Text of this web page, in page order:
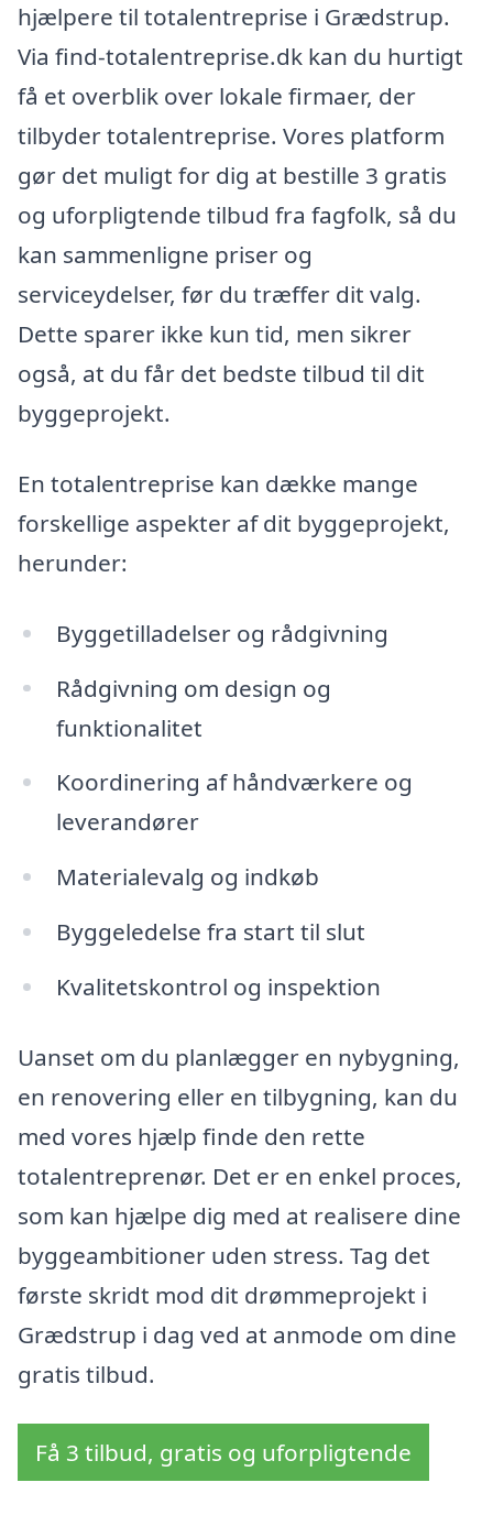
hjælpere til totalentreprise i Grædstrup.
Via find-totalentreprise.dk kan du hurtigt
få et overblik over lokale firmaer, der
tilbyder totalentreprise. Vores platform
gør det muligt for dig at bestille 3 gratis
og uforpligtende tilbud fra fagfolk, så du
kan sammenligne priser og
serviceydelser, før du træffer dit valg.
Dette sparer ikke kun tid, men sikrer
også, at du får det bedste tilbud til dit
byggeprojekt.
En totalentreprise kan dække mange
forskellige aspekter af dit byggeprojekt,
herunder:
Byggetilladelser og rådgivning
Rådgivning om design og
funktionalitet
Koordinering af håndværkere og
leverandører
Materialevalg og indkøb
Byggeledelse fra start til slut
Kvalitetskontrol og inspektion
Uanset om du planlægger en nybygning,
en renovering eller en tilbygning, kan du
med vores hjælp finde den rette
totalentreprenør. Det er en enkel proces,
som kan hjælpe dig med at realisere dine
byggeambitioner uden stress. Tag det
første skridt mod dit drømmeprojekt i
Grædstrup i dag ved at anmode om dine
gratis tilbud.
Få 3 tilbud, gratis og uforpligtende